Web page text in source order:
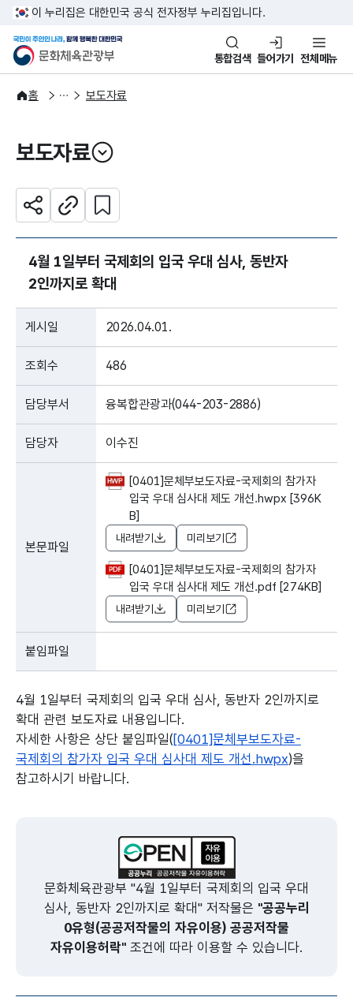
본문 바로가기
주메뉴 바로가기
이 누리집은 대한민국 공식 전자정부 누리집입니다.
문화체육관광부
국민이 주인인 나라, 함께 행복
통합검색 들어가기 전체메뉴
홈
알림·소식
보도·뉴스 보도자료
보도자료
열기
공유하기주소복사
관심 콘텐츠 설정하기
4월 1일부터 국제회의 입국 우대 심사, 동반자
2인까지로 확대
게시일 2026.04.01.
조회수 486
담당부서 융복합관광과(044-203-2886)
담당자 이수진
본문파일
[0401]문체부보도자료-국제회의 참가자
입국 우대 심사대 제도 개선.hwpx [396K
B]
내려받기 미리보기
[0401]문체부보도자료-국제회의 참가자
입국 우대 심사대 제도 개선.pdf [274KB]
내려받기 미리보기
붙임파일
4월 1일부터 국제회의 입국 우대 심사, 동반자 2인까지로
확대 관련 보도자료 내용입니다.
자세한 사항은 상단 붙임파일([0401]문체부보도자료-
국제회의 참가자 입국 우대 심사대 제도 개선.hwpx)을
참고하시기 바랍니다.
문화체육관광부 "4월 1일부터 국제회의 입국 우대
심사, 동반자 2인까지로 확대" 저작물은 "공공누리
0유형(공공저작물의 자유이용) 공공저작물
자유이용허락"조건에 따라 이용할 수 있습니다.